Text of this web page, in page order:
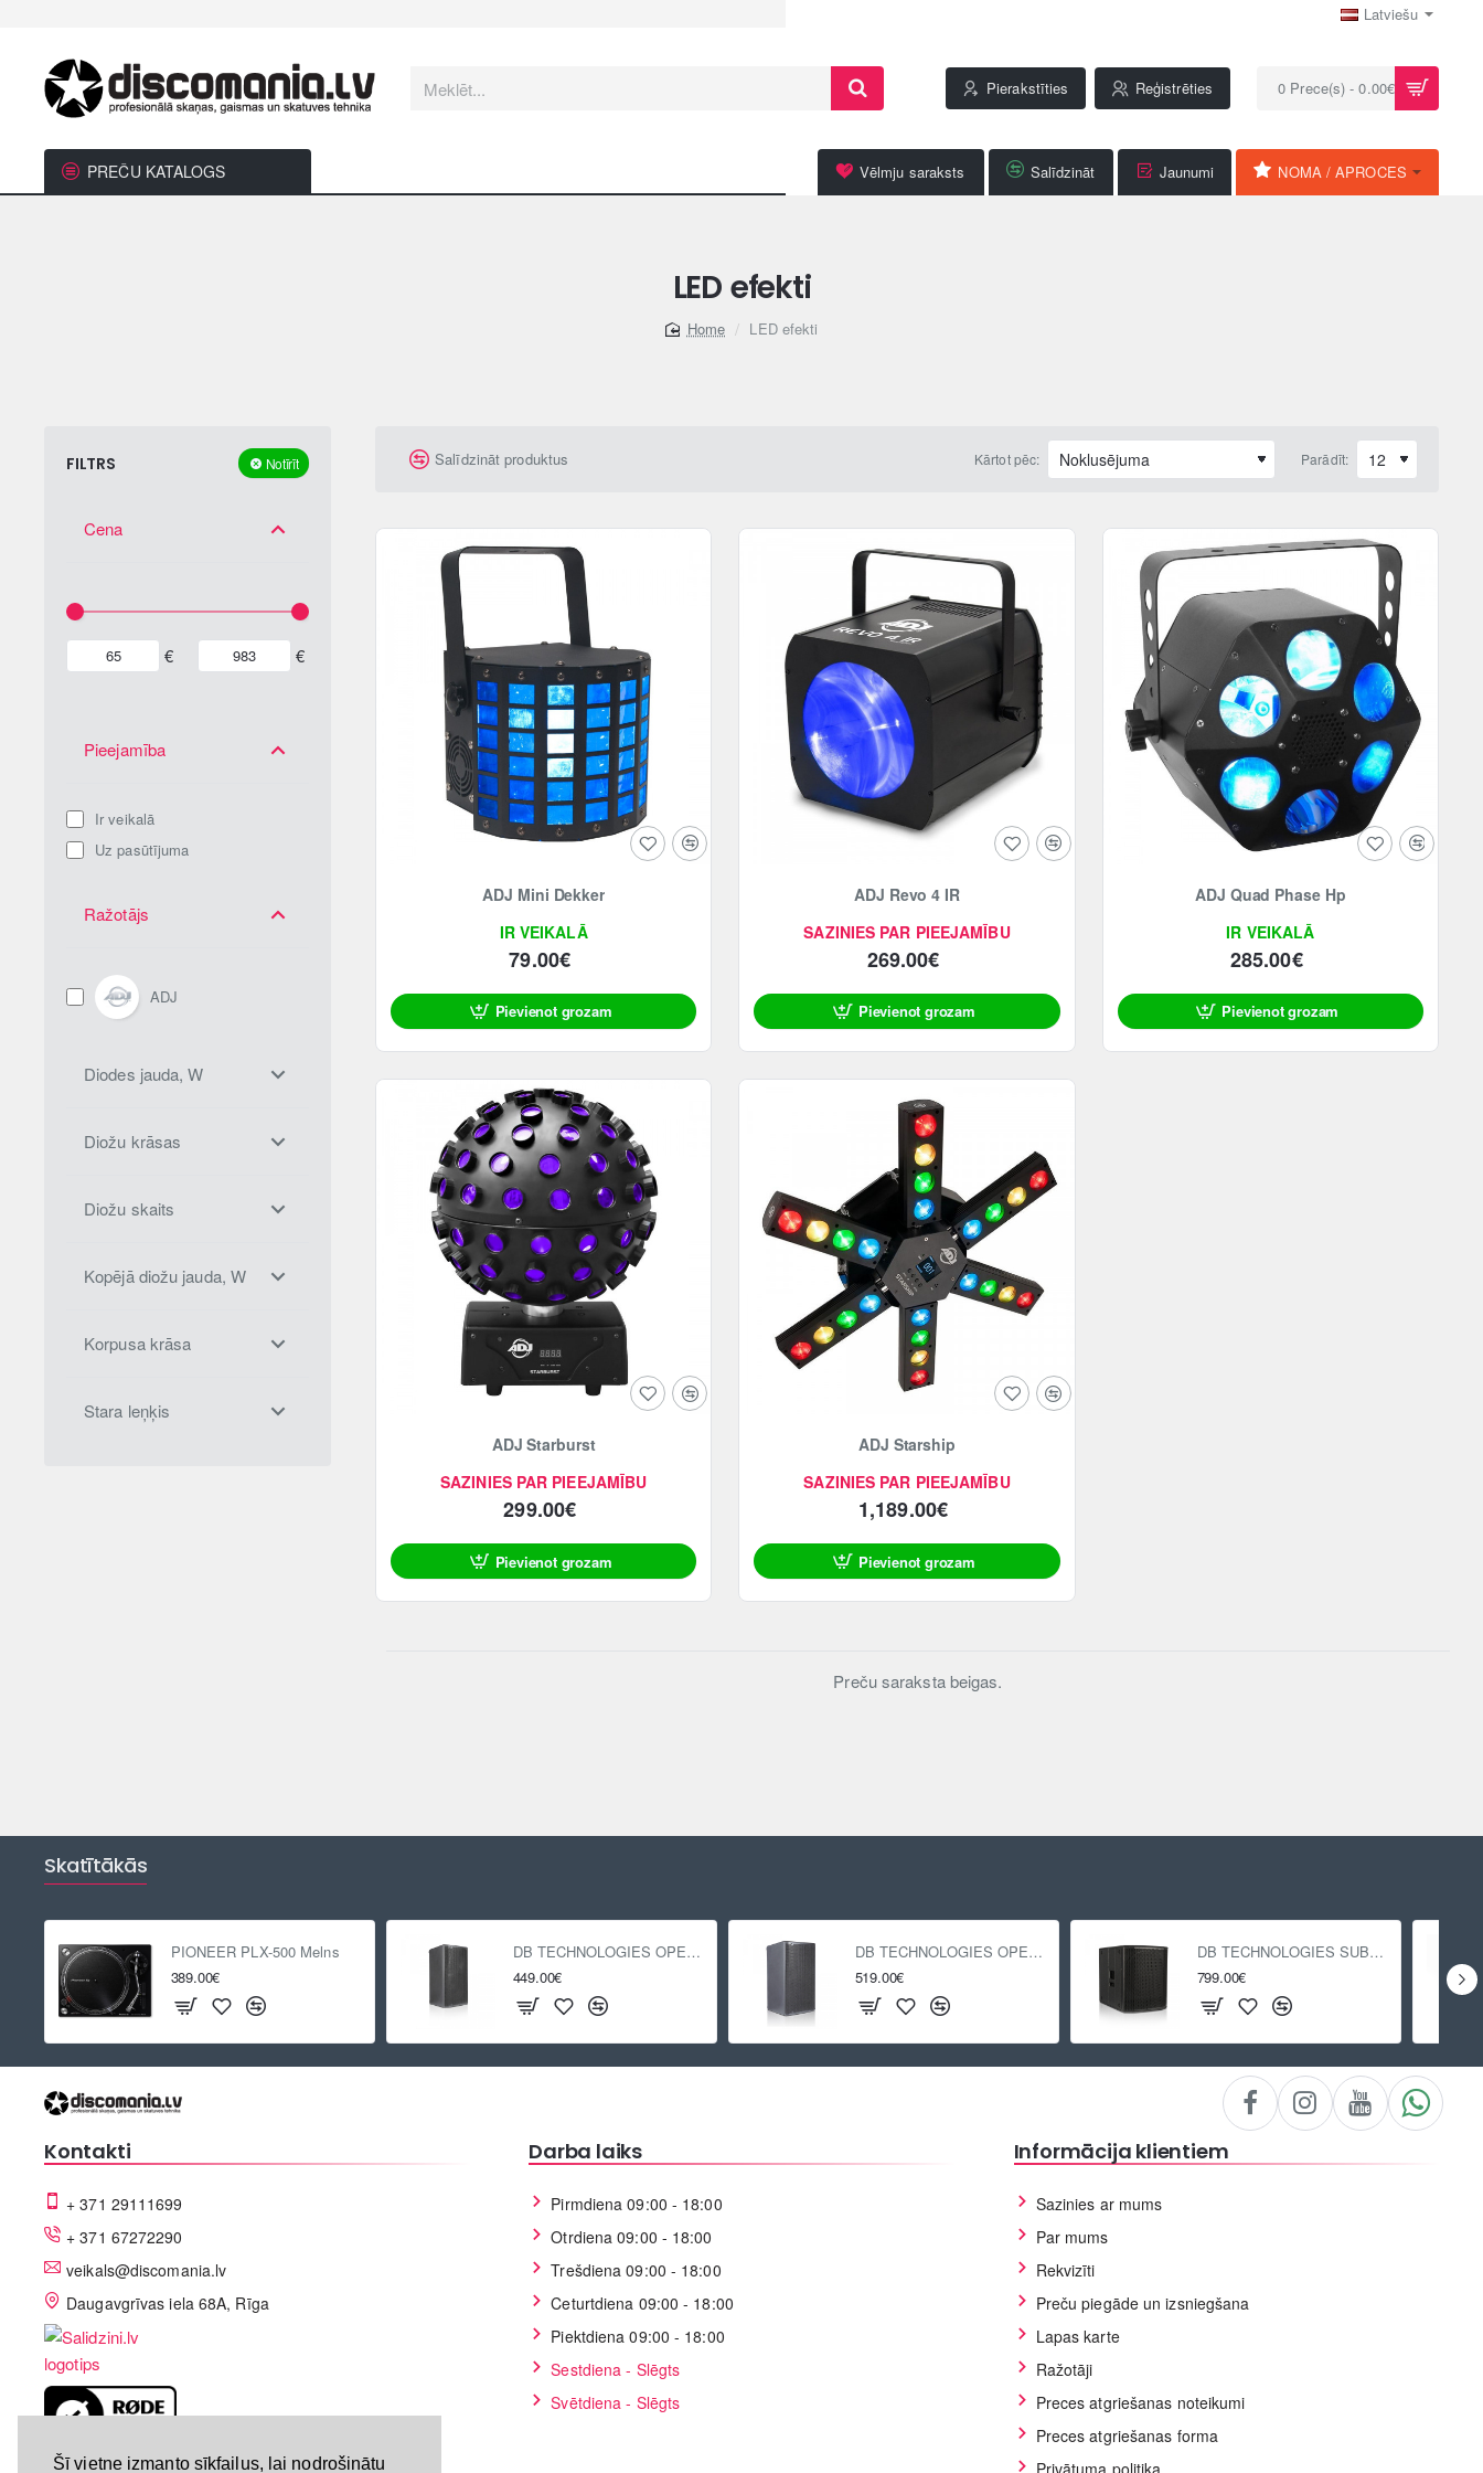
Šī vietne izmanto sīkfailus, lai nodrošinātu
Latviešu
Meklēt... Pierakstīties Reģistrēties 0 Prece(s) - 0.00€
PREČU KATALOGS Vēlmju saraksts Salīdzināt Jaunumi NOMA / APROCES
LED efekti
LED efekti
FILTRS Notīrīt
Cena
€ €
Pieejamība
Ir veikalā
Uz pasūtījuma
Ražotājs
ADJ
Diodes jauda, W
Diožu krāsas
Diožu skaits
Kopējā diožu jauda, W
Korpusa krāsa
Stara leņķis
Salīdzināt produktus Kārtot pēc: Parādīt:
IR VEIKALĀ
ADJ Mini Dekker
79.00€
Pievienot grozam
SAZINIES PAR PIEEJAMĪBU
ADJ Revo 4 IR
269.00€
Pievienot grozam
IR VEIKALĀ
ADJ Quad Phase Hp
285.00€
Pievienot grozam
SAZINIES PAR PIEEJAMĪBU
ADJ Starburst
299.00€
Pievienot grozam
SAZINIES PAR PIEEJAMĪBU
ADJ Starship
1,189.00€
Pievienot grozam
Preču saraksta beigas.
Skatītākās
PIONEER PLX-500 Melns
389.00€
DB TECHNOLOGIES OPERA 12
449.00€
DB TECHNOLOGIES OPERA 15
519.00€
DB TECHNOLOGIES SUB 618
799.00€
Kontakti
+ 371 29111699
+ 371 67272290
veikals@discomania.lv
Daugavgrīvas iela 68A, Rīga
LV-A58C07DF
Darba laiks
Pirmdiena 09:00 - 18:00
Otrdiena 09:00 - 18:00
Trešdiena 09:00 - 18:00
Ceturtdiena 09:00 - 18:00
Piektdiena 09:00 - 18:00
Sestdiena - Slēgts
Svētdiena - Slēgts
Informācija klientiem
Sazinies ar mums
Par mums
Rekvizīti
Preču piegāde un izsniegšana
Lapas karte
Ražotāji
Preces atgriešanas noteikumi
Preces atgriešanas forma
Privātuma politika